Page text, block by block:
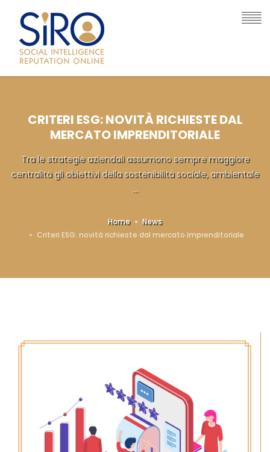
CRITERI ESG: NOVITÀ RICHIESTE DAL
MERCATO IMPRENDITORIALE
Tra le strategie aziendali assumono sempre maggiore
centralità gli obiettivi della sostenibilità sociale, ambientale
...
Home
News
Criteri ESG: novità richieste dal mercato imprenditoriale